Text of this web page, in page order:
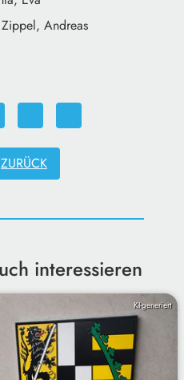
Andreas
ZURÜCK
interessieren
KI-generiert